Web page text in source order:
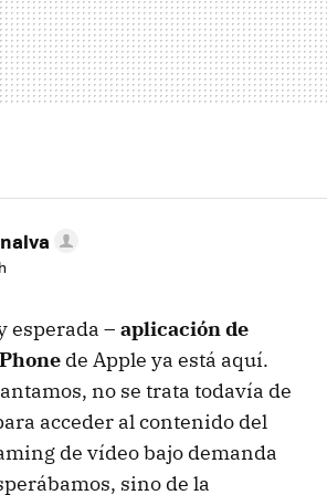
esperada – aplicación de
de Apple ya está aquí.
no se trata todavía de
acceder al contenido del
de vídeo bajo demanda
sino de la